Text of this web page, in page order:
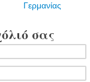
Γερμανίας
σας